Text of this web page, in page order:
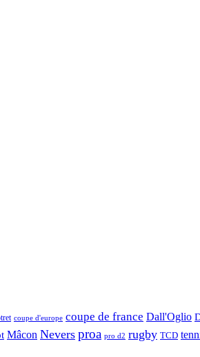
coupe d'europe coupe de france Dall'Oglio
Mâcon Nevers proa pro d2 rugby TCD